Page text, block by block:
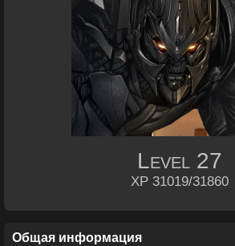
Level 27
XP 31019/31860
Общая информация